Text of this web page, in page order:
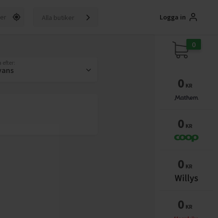
Alla butiker Logga in
efter:
0
0 KR
0 KR
0 KR
0 KR